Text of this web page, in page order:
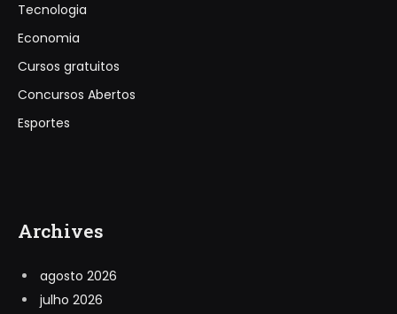
Tecnologia
Economia
Cursos gratuitos
Concursos Abertos
Esportes
Archives
agosto 2026
julho 2026